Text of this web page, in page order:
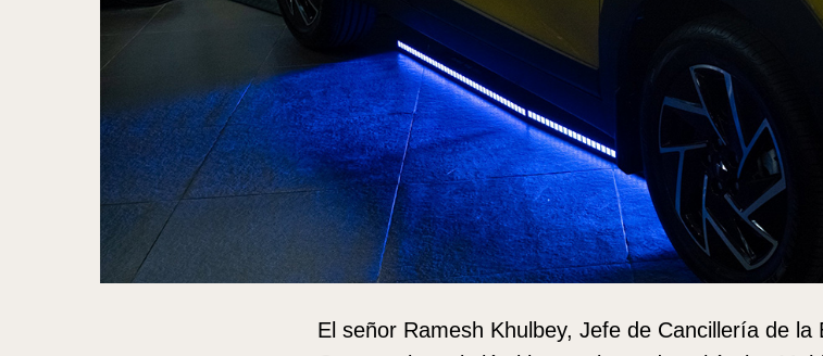
El señor Ramesh Khulbey, Jefe de Cancillería de la